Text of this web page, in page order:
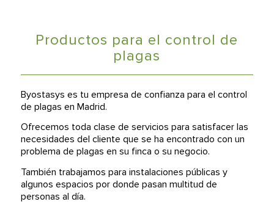
Productos para el control de
plagas
Byostasys es tu empresa de confianza para el control
de plagas en Madrid.
Ofrecemos toda clase de servicios para satisfacer las
necesidades del cliente que se ha encontrado con un
problema de plagas en su finca o su negocio.
También trabajamos para instalaciones públicas y
algunos espacios por donde pasan multitud de
personas al día.